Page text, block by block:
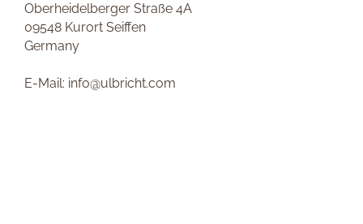
Oberheidelberger Straße 4A
09548 Kurort Seiffen
Germany
E-Mail: info@ulbricht.com